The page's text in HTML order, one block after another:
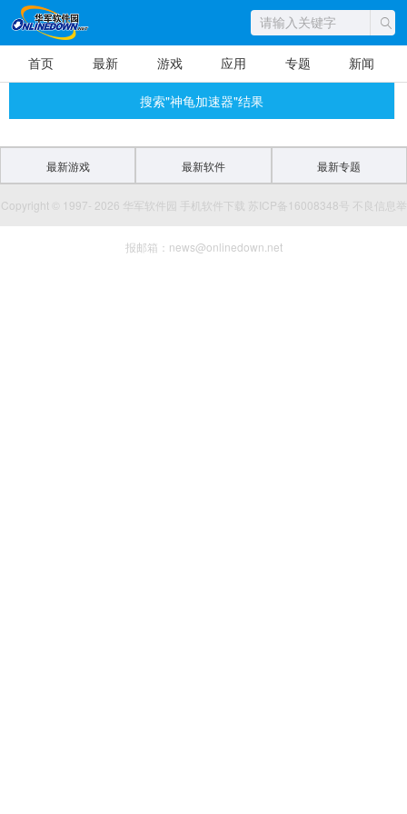
首页 最新 游戏 应用 专题 新闻
搜索"神龟加速器"结果
最新游戏 最新软件 最新专题
Copyright © 1997- 2026 华军软件园 手机软件下载 苏ICP备16008348号 不良信息举
报邮箱：news@onlinedown.net